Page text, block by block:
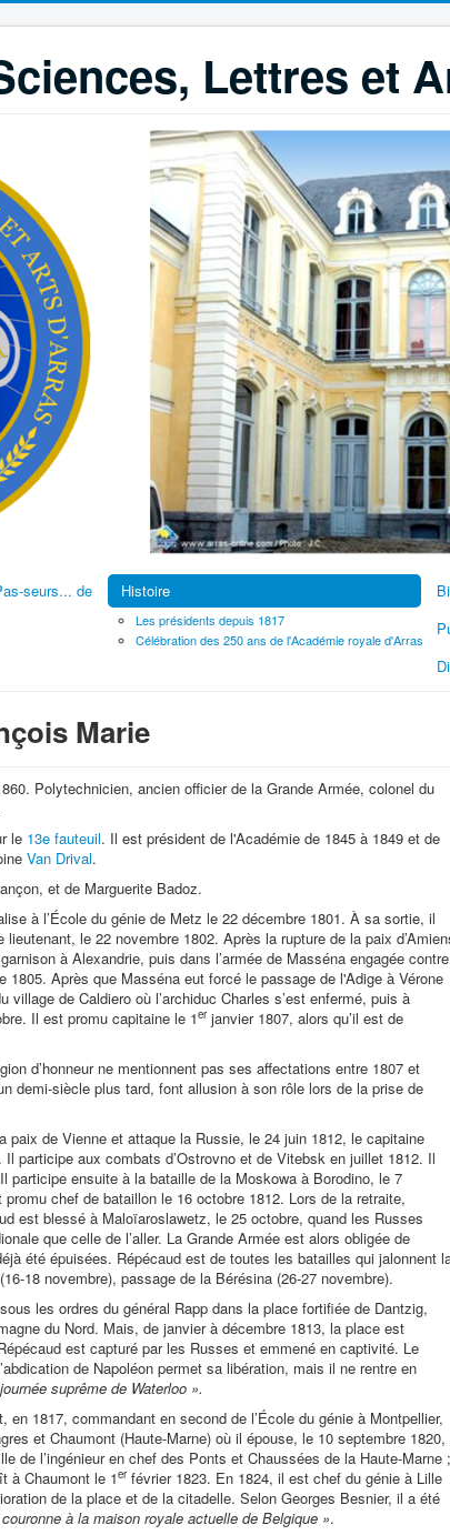
Lettres et
seurs... de Histoire
Les présidents depuis 1817
Célébration des 250 ans de l'Académie royale d'Arras
Marie
Polytechnicien, ancien officier de la Grande Armée, colonel du
le 13e fauteuil. Il est président de l'Académie de 1845 à 1849 et de
Van Drival.
et de Marguerite Badoz.
à l’École du génie de Metz le 22 décembre 1801. À sa sortie, il
le 22 novembre 1802. Après la rupture de la paix
à Alexandrie, puis dans l’armée de Masséna engagée contre
1805. Après que Masséna eut forcé le passage de l'Adige à Vérone
de Caldiero où l’archiduc Charles s’est enfermé, puis à
Il est promu capitaine le 1er janvier 1807, alors qu’il est de
d’honneur ne mentionnent pas ses affectations entre 1807 et
demi-siècle plus tard, font allusion à son rôle lors de la prise de
paix de Vienne et attaque la Russie, le 24 juin 1812, le capitaine
participe aux combats d’Ostrovno et de Vitebsk en juillet 1812. Il
participe ensuite à la bataille de la Moskowa à Borodino, le 7
chef de bataillon le 16 octobre 1812. Lors de la retraite,
est blessé à Maloïaroslawetz, le 25 octobre, quand les Russes
que celle de l’aller. La Grande Armée est alors obligée de
été épuisées. Répécaud est de toutes les batailles qui jalonnent
18 novembre), passage de la Bérésina (26-27 novembre).
les ordres du général Rapp dans la place fortifiée de Dantzig,
du Nord. Mais, de janvier à décembre 1813, la place est
est capturé par les Russes et emmené en captivité. Le
de Napoléon permet sa libération, mais il ne rentre en
suprême de Waterloo ».
en 1817, commandant en second de l’École du génie à Montpellier,
et Chaumont (Haute-Marne) où il épouse, le 10 septembre 1820,
de l’ingénieur en chef des Ponts et Chaussées de la Haute-Marne ;
à Chaumont le 1er février 1823. En 1824, il est chef du génie à Lille
de la place et de la citadelle. Selon Georges Besnier, il a été
à la maison royale actuelle de Belgique ».